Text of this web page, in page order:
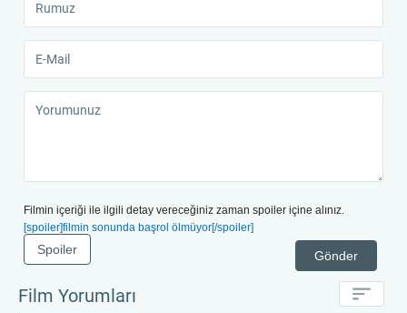
Filmin içeriği ile ilgili detay vereceğiniz zaman spoiler içine alınız.
[spoiler]filmin sonunda başrol ölmüyor[/spoiler]
Gönder
Spoiler
Film Yorumları